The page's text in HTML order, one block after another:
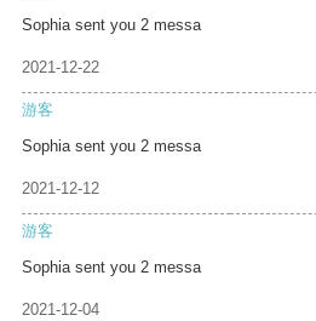
Sophia sent you 2 messa
2021-12-22
游客
Sophia sent you 2 messa
2021-12-12
游客
Sophia sent you 2 messa
2021-12-04